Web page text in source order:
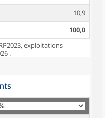
10,9
100,0
exploitations
.